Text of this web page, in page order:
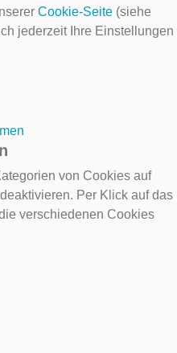
Cookie-Seite (siehe
jederzeit Ihre Einstellungen
von Cookies auf
Per Klick auf das
verschiedenen Cookies